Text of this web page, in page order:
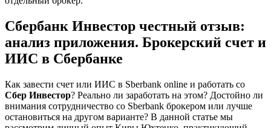
Сбербанк Инвестор честный отзыв:
анализ приложения. Брокерский счет и
ИИС в Сбербанке
Как завести счет или ИИС в Sberbank online и работать со
Сбер Инвестор? Реально ли заработать на этом? Достойно ли
внимания сотрудничество со Sberbank брокером или лучше
остановиться на другом варианте? В данной статье мы